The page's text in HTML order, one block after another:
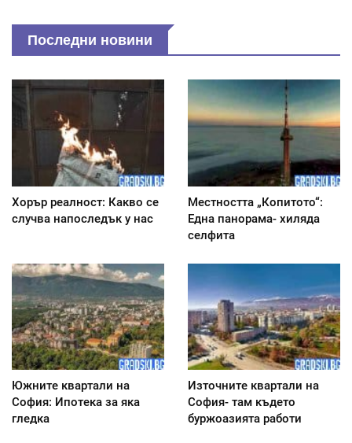
Последни новини
Хорър реалност: Какво се
случва напоследък у нас
Местността „Копитото“:
Една панорама- хиляда
селфита
Южните квартали на
София: Ипотека за яка
гледка
Източните квартали на
София- там където
буржоазията работи